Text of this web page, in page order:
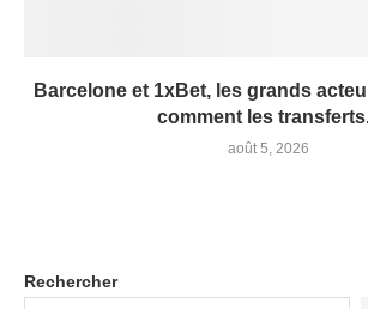
Barcelone et 1xBet, les grands
comment les
août 5, 2026
Rechercher